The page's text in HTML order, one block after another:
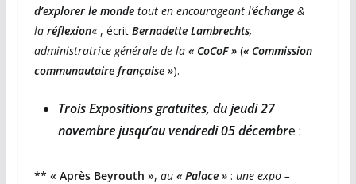
d’explorer le mondetout en encourageant l’échange &
la réflexion« , écrit Bernadette Lambrechts,
administratrice générale de la « CoCoF » (« Commission
communautaire française »).
Trois Expositions gratuites, du jeudi 27
novembre jusqu’au vendredi 05 décembre :
** « Après Beyrouth », au « Palace »: une expo –